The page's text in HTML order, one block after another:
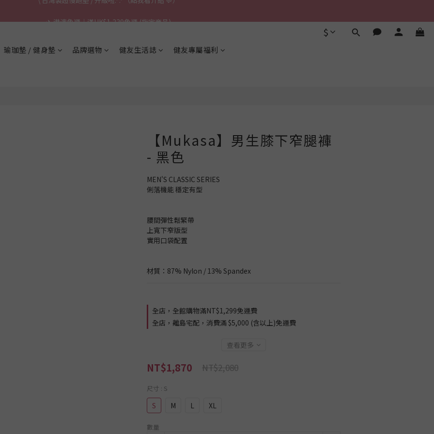
$
瑜珈墊 / 健身墊 品牌選物 健友生活誌 健友專屬福利
【Mukasa】男生膝下窄腿褲
- 黑色
MEN'S CLASSIC SERIES
俐落機能 穩定有型
腰間彈性鬆緊帶
上寬下窄版型
實用口袋配置
材質：87% Nylon / 13% Spandex
全店，全館購物滿NT$1,299免運費
全店，離島宅配，消費滿 $5,000 (含以上)免運費
查看更多
NT$1,870 NT$2,080
尺寸 : S
S M L XL
數量
立即購買